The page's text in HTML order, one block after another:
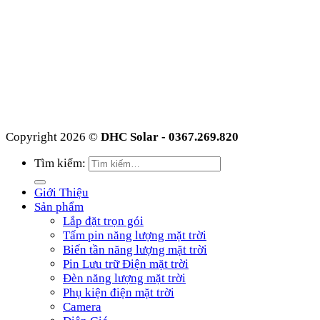
Copyright 2026 © DHC Solar - 0367.269.820
Tìm kiếm:
Giới Thiệu
Sản phẩm
Lắp đặt trọn gói
Tấm pin năng lượng mặt trời
Biến tần năng lượng mặt trời
Pin Lưu trữ Điện mặt trời
Đèn năng lượng mặt trời
Phụ kiện điện mặt trời
Camera